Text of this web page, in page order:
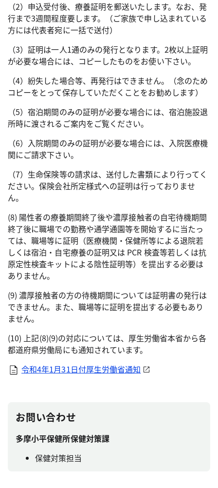
（2）申込受付後、療養証明を郵送いたします。なお、発
行まで3週間程度要します。（ご家族で申し込まれている
方には代表者宛に一括で送付）
（3）証明は一人1通のみの発行となります。2枚以上証明
が必要な場合には、コピーしたものをお使い下さい。
（4）紛失した場合等、再発行はできません。（念のため
コピーをとって保存していただくことをお勧めします）
（5）宿泊期間のみの証明が必要な場合には、宿泊施設退
所時に渡されるご案内をご覧ください。
（6）入院期間のみの証明が必要な場合には、入院医療機
関にご請求下さい。
（7）生命保険等の請求は、送付した書類により行ってく
ださい。保険会社所定様式への証明は行っておりませ
ん。
(8) 陽性者の療養期間終了後や濃厚接触者の自宅待機期間
終了後に職場での勤務や通学通園等を開始するに当たっ
ては、職場等に証明（医療機関・保健所等による退院若
しくは宿泊・自宅療養の証明又は PCR 検査等若しくは抗
原定性検査キットによる陰性証明等）を提出する必要は
ありません。
(9) 濃厚接触者の方の待機期間については証明書の発行は
できません。また、職場等に証明を提出する必要もあり
ません。
(10) 上記(8)(9)の対応については、厚生労働省本省から各
都道府県労働局にも通知されています。
令和4年1月31日付厚生労働省通知
お問い合わせ
多摩小平保健所保健対策課
保健対策担当